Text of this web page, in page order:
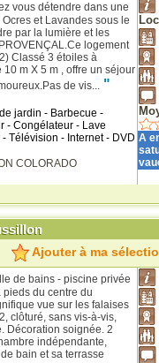
vous détendre dans une
et Lavandes sous le
par la lumière et les
logement
Classé 3 étoiles à
m X 5 m , offre un séjour
de vis... "
jardin - Barbecue -
- Congélateur - Lave
Télévision - Internet - DVD
COLORADO
A
Ajouter à ma
de bains - piscine privée
pieds du centre du
vue sur les falaises
clôturé, sans vis-à-vis,
Décoration soignée. 2
indépendante,
bain et sa terrasse